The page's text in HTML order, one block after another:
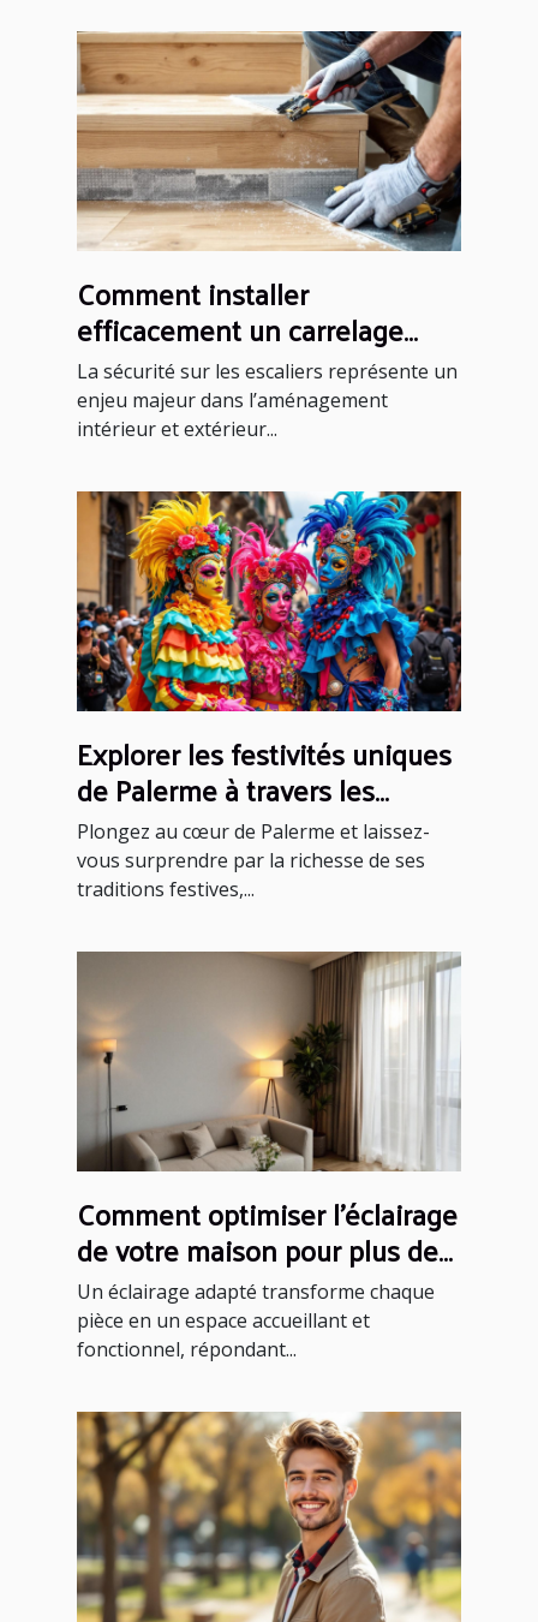
Comment installer
efficacement un carrelage
antidérapant sur un escalier ?
La sécurité sur les escaliers représente un
enjeu majeur dans l’aménagement
intérieur et extérieur...
Explorer les festivités uniques
de Palerme à travers les
saisons
Plongez au cœur de Palerme et laissez-
vous surprendre par la richesse de ses
traditions festives,...
Comment optimiser l'éclairage
de votre maison pour plus de
confort ?
Un éclairage adapté transforme chaque
pièce en un espace accueillant et
fonctionnel, répondant...